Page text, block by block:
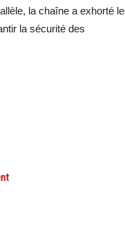
la chaîne a exhorté
la sécurité des